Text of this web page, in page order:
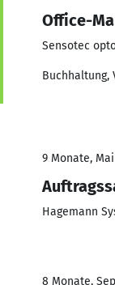
Office-
Sensotec
Buchhaltung,
9 Monate,
Hagemann
8 Monate,